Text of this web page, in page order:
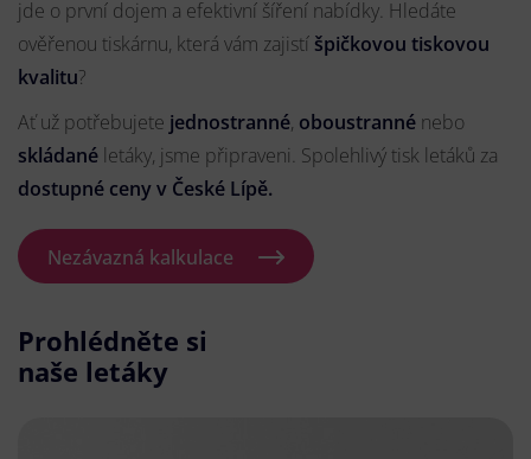
jde o první dojem a efektivní šíření nabídky. Hledáte
ověřenou tiskárnu, která vám zajistí špičkovou tiskovou
kvalitu?
Ať už potřebujete jednostranné, oboustranné nebo
skládané letáky, jsme připraveni. Spolehlivý tisk letáků za
dostupné ceny v České Lípě.
Nezávazná kalkulace
Prohlédněte si
naše letáky